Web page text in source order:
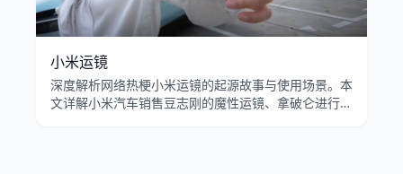
小米运镜
深度解析网络热梗小米运镜的起源故事与使用场景。本
文详解小米汽车销售豆志刚的魔性运镜、拿破仑进行曲